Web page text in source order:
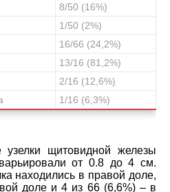
8/50 (16%)
1/50 (2%)
16/66 (24,2%)
13/16 (81,2%)
2/16 (12,6%)
1/16 (6,3%)
щитовидной железы
от 0.8 до 4 см.
находились в правой доле,
доле и 4 из 66 (6,6%) – в